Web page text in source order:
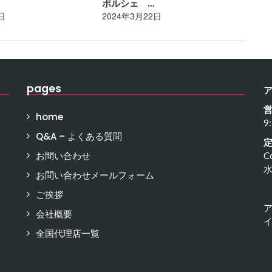
ポルシェ …
2024年3月22日
pages
home
Q&A – よくある質問
お問い合わせ
お問い合わせメールフォーム
ご挨拶
会社概要
全国代理店一覧